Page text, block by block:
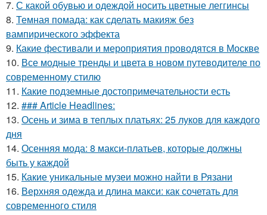
7. С какой обувью и одеждой носить цветные леггинсы
8. Темная помада: как сделать макияж без
вампирического эффекта
9. Какие фестивали и мероприятия проводятся в Москве
10. Все модные тренды и цвета в новом путеводителе по
современному стилю
11. Какие подземные достопримечательности есть
12. ### Article Headlines:
13. Осень и зима в теплых платьях: 25 луков для каждого
дня
14. Осенняя мода: 8 макси-платьев, которые должны
быть у каждой
15. Какие уникальные музеи можно найти в Рязани
16. Верхняя одежда и длина макси: как сочетать для
современного стиля